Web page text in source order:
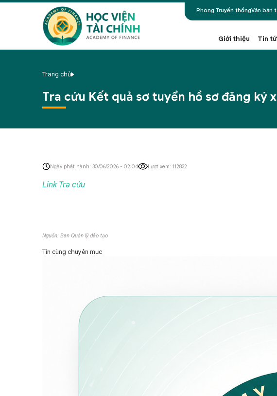
Phòng Truyền thốngVăn bản
Giới thiệu Tin
Trang chủ
Tra cứu Kết quả sơ tuyển hồ sơ đăng ký
Ngày phát hành: 30/06/2026 - 02:04 Lượt xem: 112832
Link Tra cứu
Nguồn: Ban Quản lý đào tạo
Tin cùng chuyên mục